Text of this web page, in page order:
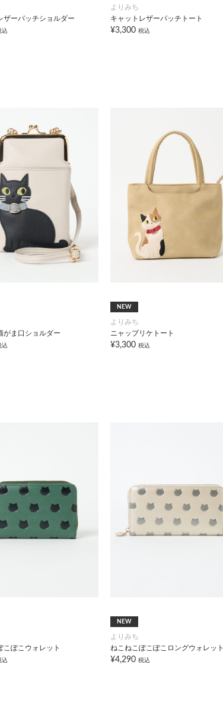
ザーパッチショルダー
込
よりみち
キャットレザーパッチトート
¥3,300 税込
がま口ショルダー
込
NEW
よりみち
ニャップリケトート
¥3,300 税込
こぽこウォレット
込
NEW
よりみち
ねこねこぽこぽこロングウォレット
¥4,290 税込